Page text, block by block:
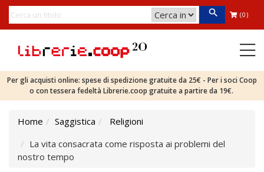
(0)
Per gli acquisti online: spese di spedizione gratuite da 25€ - Per i soci Coop
o con tessera fedeltà Librerie.coop gratuite a partire da 19€.
Home Saggistica
Religioni
La vita consacrata come risposta ai problemi del
nostro tempo